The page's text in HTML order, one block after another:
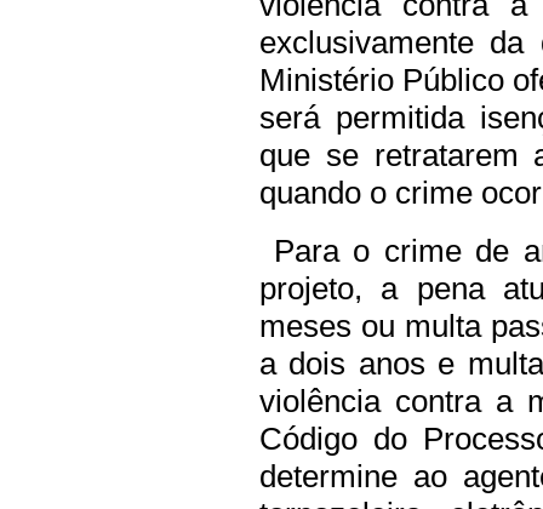
exclusivamente
Ministério Público
será permitida
que se retratarem
quando o crime
Para o crime de
projeto, a pena
meses ou multa
a dois anos e
violência contra a
Código do
determine ao